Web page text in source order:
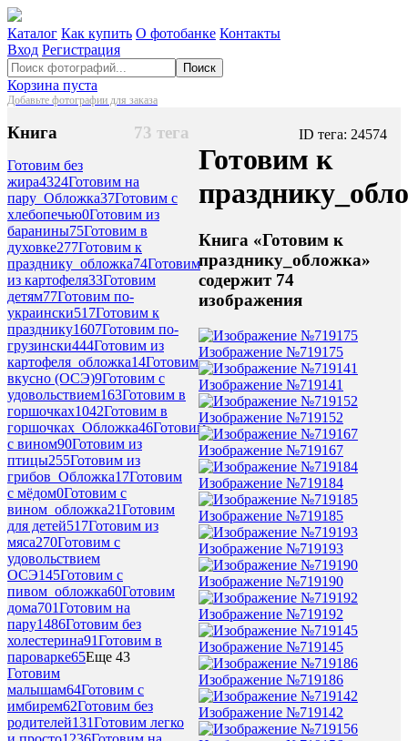
Каталог Как купить О фотобанке Контакты
Вход Регистрация
Поиск
Корзина пуста
Добавьте фотографии для заказа
73 тега
Книга
Готовим без
жира4324Готовим на
пару_Обложка37Готовим с
хлебопечью0Готовим из
баранины75Готовим в
духовке277Готовим к
празднику_обложка74Готовим
из картофеля33Готовим
детям77Готовим по-
украински517Готовим к
празднику1607Готовим по-
грузински444Готовим из
картофеля_обложка14Готовим
вкусно (ОСЭ)9Готовим с
удовольствием163Готовим в
горшочках1042Готовим в
горшочках_Обложка46Готовим
с вином90Готовим из
птицы255Готовим из
грибов_Обложка17Готовим
с мёдом0Готовим с
вином_обложка21Готовим
для детей517Готовим из
мяса270Готовим с
удовольствием
ОСЭ145Готовим с
пивом_обложка60Готовим
дома701Готовим на
пару1486Готовим без
холестерина91Готовим в
пароварке65Еще 43
Готовим
малышам64Готовим с
имбирем62Готовим без
родителей131Готовим легко
ID тега: 24574
Готовим к
Книга «Готовим к
празднику_обложка»
содержит 74
изображения
Изображение №719175
Изображение №719141
Изображение №719152
Изображение №719167
Изображение №719184
Изображение №719185
Изображение №719193
Изображение №719190
Изображение №719192
Изображение №719145
Изображение №719186
Изображение №719142